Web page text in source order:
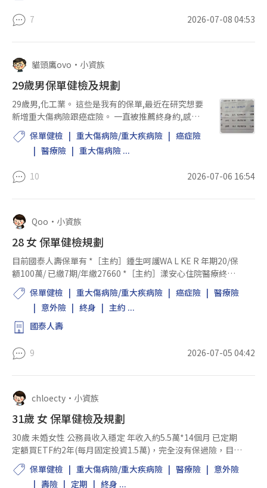
7 2026-07-08 04:53
貓頭鷹ovo • 小資族
29歲男保單健檢及規劃
29歲男,化工業。 這些是我有的保單,最近在研究想要
新增重大傷病險跟癌症險。 一直被推薦終身約,感覺
不是很划算。 仔細研究了一下發現＜真順心手術險＞
好像沒什麼用,目前是想降到最低額度、保留實支實付
附約、骨折險...
保單健檢 重大傷病險/重大疾病險
癌症險
醫療險
重大傷病險 ...
10 2026-07-06 16:54
Qoo • 小資族
28 女 保單健檢規劃
目前國泰人壽保單有 *［主約］鍾生呵護WA L KE R 年期20/保
額100萬/ 已繳7期/年繳27660 *［主約］漾安心住院醫療終身
年期20/保額1000 /已繳7期/年繳6380 ［附約］新真全意住院
年期1/保額20年計劃/年繳4099...
保單健檢 重大傷病險/重大疾病險 癌症險
醫療險
意外險
終身
主約 ...
國泰人壽
9 2026-07-05 04:42
chloecty • 小資族
31歲 女 保單健檢及規劃
30歲 未婚女性 公務員收入穩定 年收入約5.5萬*14個月 已定期
定額買ETF約2年(每月固定投資1.5萬)，完全沒有保過險，目前
主要希望倘若現在發生重大事故時候可以提供足夠的保障，用
最少保費當主約，撬起高額附約的大槓...
保單健檢 重大傷病險/重大疾病險 醫療險
意外險
壽險
定期 終身 ...